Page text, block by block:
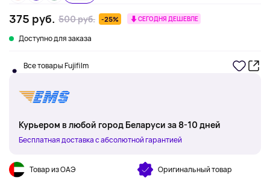
375 руб. 500 руб. -25% СЕГОДНЯ ДЕШЕВЛЕ
Доступно для заказа
Все товары Fujifilm
Курьером в любой город Беларуси за 8-10 дней
Бесплатная доставка с абсолютной гарантией
Товар из ОАЭ Оригинальный товар